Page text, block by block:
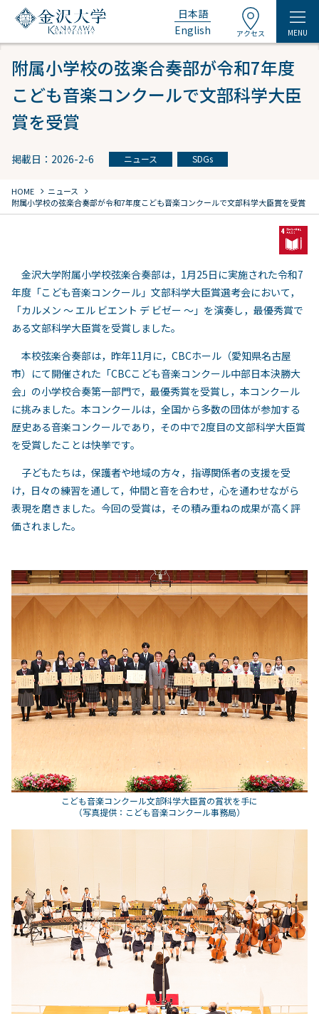
日本語
English
アクセス MENU
附属小学校の弦楽合奏部が令和7年度
こども音楽コンクールで文部科学大臣
賞を受賞
掲載日：2026-2-6 ニュース SDGs
HOME chevron_right ニュース chevron_right
附属小学校の弦楽合奏部が令和7年度こども音楽コンクールで文部科学大臣賞を受賞
金沢大学附属小学校弦楽合奏部は，1月25日に実施された令和7
年度「こども音楽コンクール」文部科学大臣賞選考会において，
「カルメン ～ エル ビエント デ ビゼー ～」を演奏し，最優秀賞で
ある文部科学大臣賞を受賞しました。
本校弦楽合奏部は，昨年11月に，CBCホール（愛知県名古屋
市）にて開催された「CBCこども音楽コンクール中部日本決勝大
会」の小学校合奏第一部門で，最優秀賞を受賞し，本コンクール
に挑みました。本コンクールは，全国から多数の団体が参加する
歴史ある音楽コンクールであり，その中で2度目の文部科学大臣賞
を受賞したことは快挙です。
子どもたちは，保護者や地域の方々，指導関係者の支援を受
け，日々の練習を通して，仲間と音を合わせ，心を通わせながら
表現を磨きました。今回の受賞は，その積み重ねの成果が高く評
価されました。
こども音楽コンクール文部科学大臣賞の賞状を手に
（写真提供：こども音楽コンクール事務局）